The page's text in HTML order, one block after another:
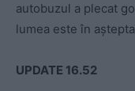
autobuzul a plecat
lumea este în
UPDATE 16.52